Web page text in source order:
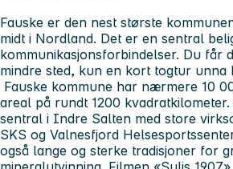
Fauske er den nest største
midt i Nordland. Det er en sentral
kommunikasjonsforbindelser. Du får
mindre sted, kun en kort togtur unna
Fauske kommune har nærmere 10
areal på rundt 1200
sentral i Indre Salten med store
SKS og Valnesfjord
også lange og sterke tradisjoner for